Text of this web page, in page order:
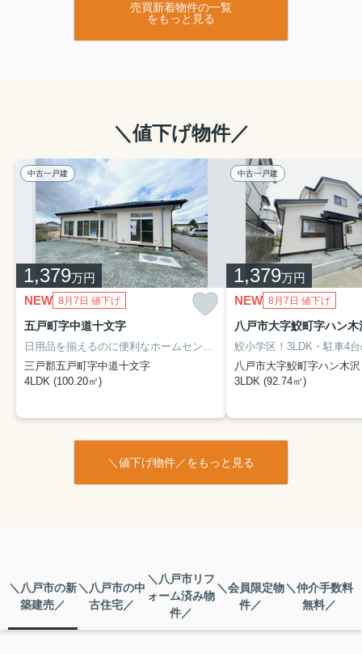
予 算：1,370万円
//www.fudosan-fullhouse.com/customer/
売買新着物件の一覧
をもっと見る
＼値下げ物件／
中古一戸建
1,379万円
NEW 8月7日 値下げ
五戸町字中道十文字
日用品を揃えるのに便利なホームセンター「コメリハード&グリーン五戸店」まで、492mです♪フローリングは木のぬくもりが感じられるため住み心地も良好♪モニターから顔が見えるTVインターホン付きです♪衣食住の中でも「住」というのは、とても重要なものです♪安心して暮らせる住まいをお求めなら、当社まで是非ご連絡くださいませ(*^_^*)
三戸郡五戸町字中道十文字
4LDK (100.20㎡)
中古一戸建
1,379万円
NEW 8月7日 値下げ
八戸市大字鮫町字ハン木
八戸市大字鮫町字ハン木沢
3LDK (92.74㎡)
＼値下げ物件／をもっと見る
＼八戸市の新
築建売／
＼八戸市の中
古住宅／
＼八戸市リフ
ォーム済み物
件／
＼会員限定物
件／
＼仲介手数料
無料／